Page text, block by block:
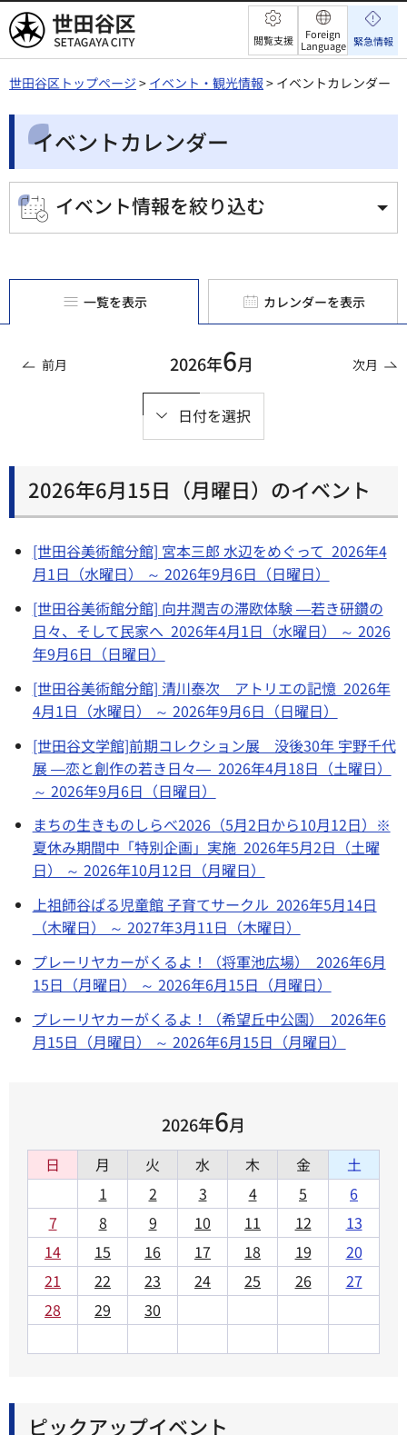
世田谷区 閲覧支援
Foreign
Language 緊急情報
世田谷区トップページ > イベント・観光情報 > イベントカレンダー
イベントカレンダー
イベント情報を絞り込む
一覧を表示 カレンダーを表示
前月 2026年6月
日付を選択
次月
2026年6月15日（月曜日）のイベント
[世田谷美術館分館] 宮本三郎 水辺をめぐって 2026年4
月1日（水曜日） ～ 2026年9月6日（日曜日）
[世田谷美術館分館] 向井潤吉の滞欧体験 ―若き研鑽の
日々、そして民家へ 2026年4月1日（水曜日） ～ 2026
年9月6日（日曜日）
[世田谷美術館分館] 清川泰次 アトリエの記憶 2026年
4月1日（水曜日） ～ 2026年9月6日（日曜日）
[世田谷文学館]前期コレクション展 没後30年 宇野千代
展 ―恋と創作の若き日々― 2026年4月18日（土曜日）
～ 2026年9月6日（日曜日）
まちの生きものしらべ2026（5月2日から10月12日）※
夏休み期間中「特別企画」実施 2026年5月2日（土曜
日） ～ 2026年10月12日（月曜日）
上祖師谷ぱる児童館 子育てサークル 2026年5月14日
（木曜日） ～ 2027年3月11日（木曜日）
プレーリヤカーがくるよ！（将軍池広場） 2026年6月
15日（月曜日） ～ 2026年6月15日（月曜日）
プレーリヤカーがくるよ！（希望丘中公園） 2026年6
月15日（月曜日） ～ 2026年6月15日（月曜日）
2026年6月
日 月 火 水 木 金
土
1
2 3 4 5
6
7
8 9 10 11 12
13
14
15 16 17 18 19
20
21
22 23 24 25 26
27
28
29 30
ピックアップイベント